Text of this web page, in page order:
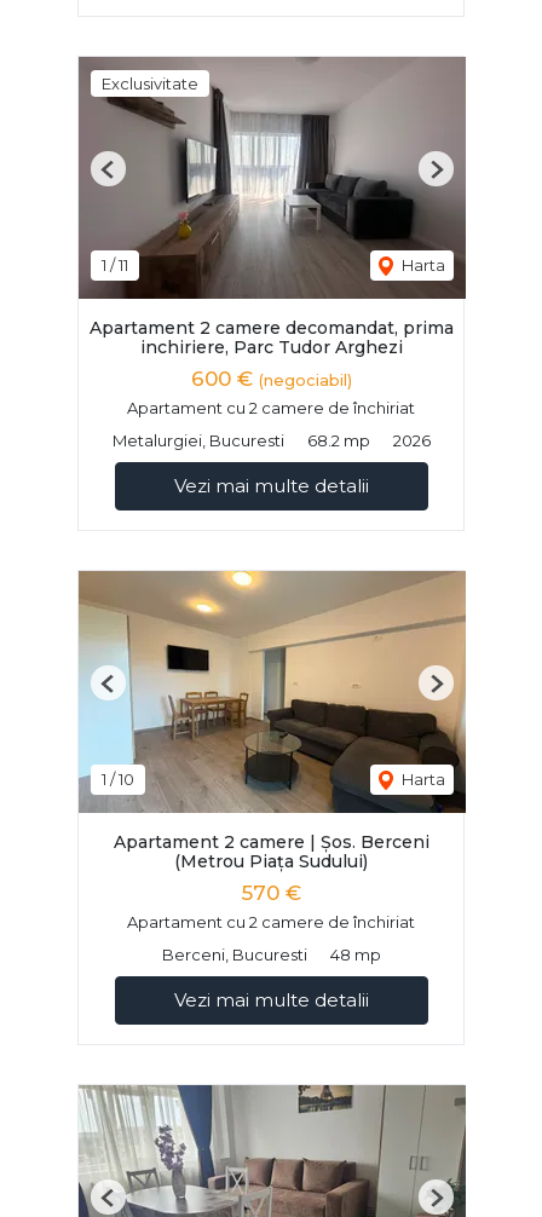
Exclusivitate
1 /11 Harta
Previous Next
Apartament 2 camere decomandat, prima
inchiriere, Parc Tudor Arghezi
600 € (negociabil)
Apartament cu 2 camere de închiriat
Metalurgiei, Bucuresti
68.2 mp 2026
Vezi mai multe detalii
1 /10 Harta
Previous Next
Apartament 2 camere | Șos. Berceni
(Metrou Piața Sudului)
570 €
Apartament cu 2 camere de închiriat
Berceni, Bucuresti
48 mp
Vezi mai multe detalii
Previous Next